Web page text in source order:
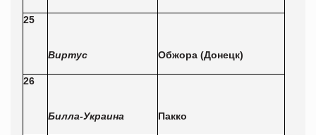
25
Виртус Обжора (Донецк)
26
Билла-Украина Пакко